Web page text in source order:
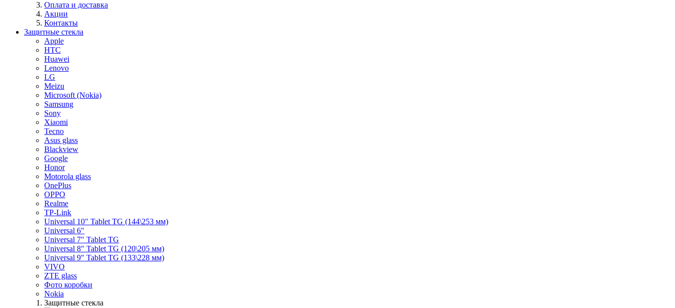
Оплата и доставка
Акции
Контакты
Защитные стекла
Apple
HTC
Huawei
Lenovo
LG
Meizu
Microsoft (Nokia)
Samsung
Sony
Xiaomi
Tecno
Asus glass
Blackview
Google
Honor
Motorola glass
OnePlus
OPPO
Realme
TP-Link
Universal 10" Tablet TG (144\253 мм)
Universal 6"
Universal 7" Tablet TG
Universal 8" Tablet TG (120\205 мм)
Universal 9" Tablet TG (133\228 мм)
VIVO
ZTE glass
Фото коробки
Nokia
Защитные стекла